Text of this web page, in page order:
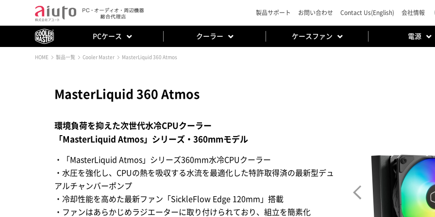
製品サポート お問い合わせ Contact Us(English) 会社情報
PCケース クーラー ケースファン 電源
HOME 製品一覧 Cooler Master MasterLiquid 360 Atmos
MasterLiquid 360 Atmos
環境負荷を抑えた次世代水冷CPUクーラー
「MasterLiquid Atmos」シリーズ・360mmモデル
・「MasterLiquid Atmos」シリーズ360mm水冷CPUクーラー
・水圧を強化し、CPUの熱を吸収する水流を最適化した特許取得済の最新型デュ
アルチャンバーポンプ
・冷却性能を高めた最新ファン「SickleFlow Edge 120mm」搭載
・ファンはあらかじめラジエーターに取り付けられており、組立を簡素化